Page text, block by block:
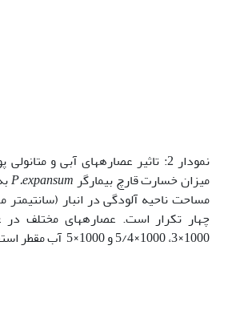
نمودار 2: تاثیر عصاره­های آبی و
میزان خسارت قارچ بیمارگر P.expansum
مساحت ناحیه آلودگی در انبار (سانتی­متر
1000×3، 1000×5/4 و 1000×5 آب مقطر استفاده شدند.